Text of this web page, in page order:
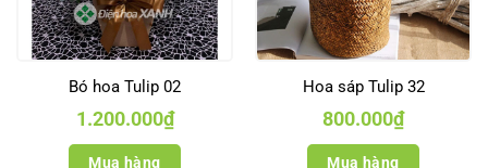
Bó hoa Tulip 02
1.200.000₫
Mua hàng
Hoa sáp Tulip 32
800.000₫
Mua hàng